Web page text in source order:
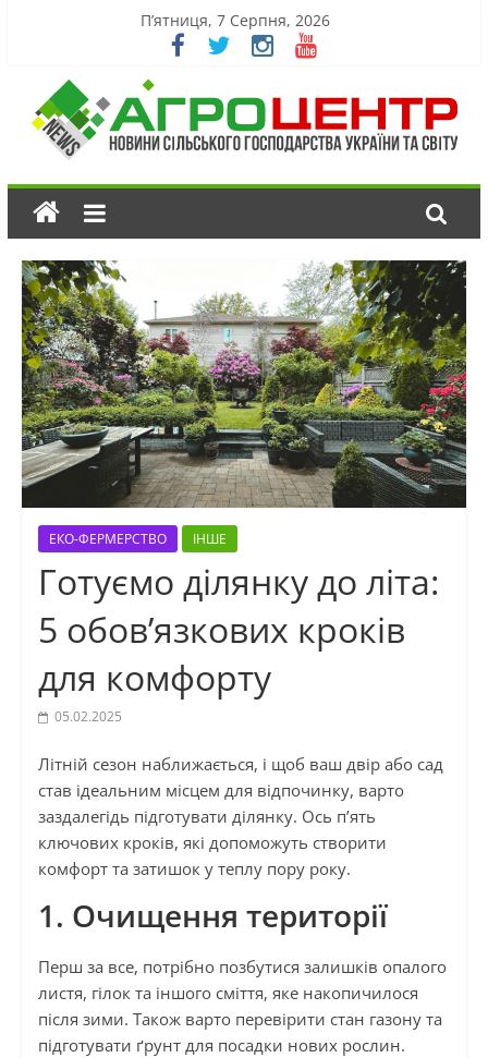
П’ятниця, 7 Серпня, 2026
ЕКО-ФЕРМЕРСТВО ІНШЕ
Готуємо ділянку до літа:
5 обов’язкових кроків
для комфорту
05.02.2025
Літній сезон наближається, і щоб ваш двір або сад
став ідеальним місцем для відпочинку, варто
заздалегідь підготувати ділянку. Ось п’ять
ключових кроків, які допоможуть створити
комфорт та затишок у теплу пору року.
1. Очищення території
Перш за все, потрібно позбутися залишків опалого
листя, гілок та іншого сміття, яке накопичилося
після зими. Також варто перевірити стан газону та
підготувати ґрунт для посадки нових рослин.